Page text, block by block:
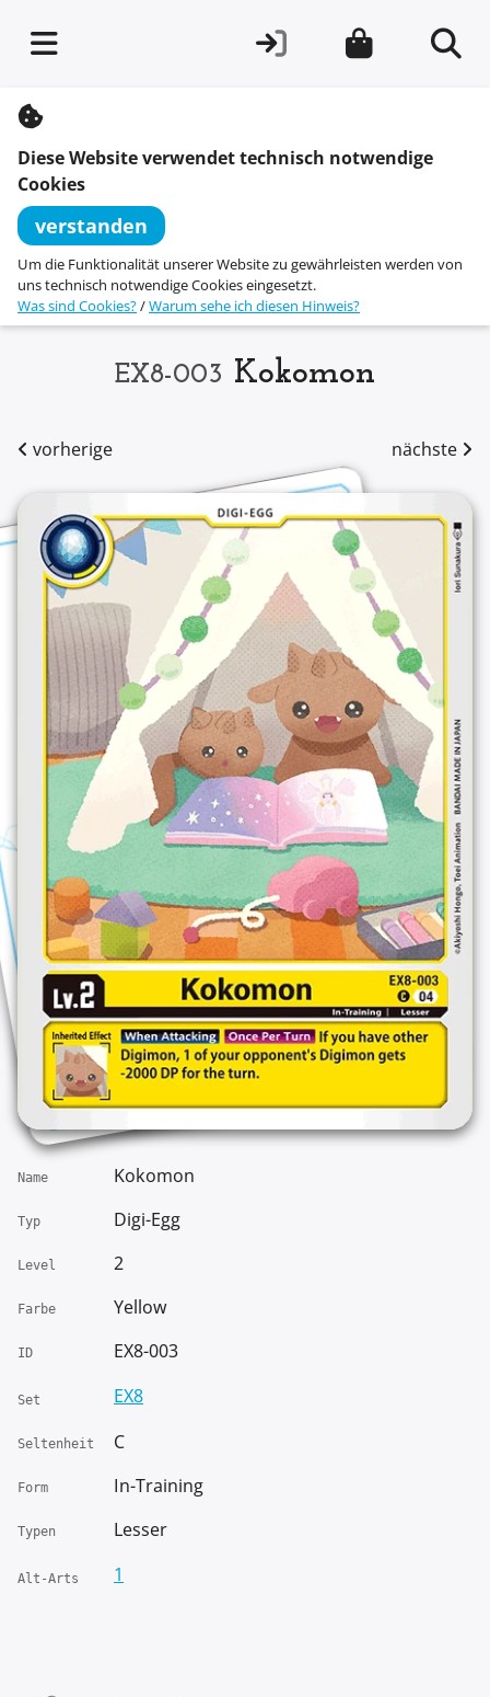
n
Diese Website verwendet technisch notwendige
Cookies
verstanden
Um die Funktionalität unserer Website zu gewährleisten werden von
uns technisch notwendige Cookies eingesetzt.
Was sind Cookies?/Warum sehe ich diesen Hinweis?
EX8-003 Kokomon
vorherige nächste
Name Kokomon
Typ Digi-Egg
Level 2
Farbe Yellow
ID EX8-003
Set EX8
Seltenheit C
Form In-Training
Typen Lesser
Alt-Arts 1